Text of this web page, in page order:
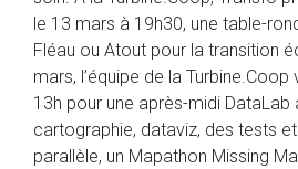
le 13 mars à 19h30, une table-
Fléau ou Atout pour la transition
mars, l’équipe de la
13h pour une après-midi
cartographie, dataviz, des tests et
parallèle, un Mapathon Missing